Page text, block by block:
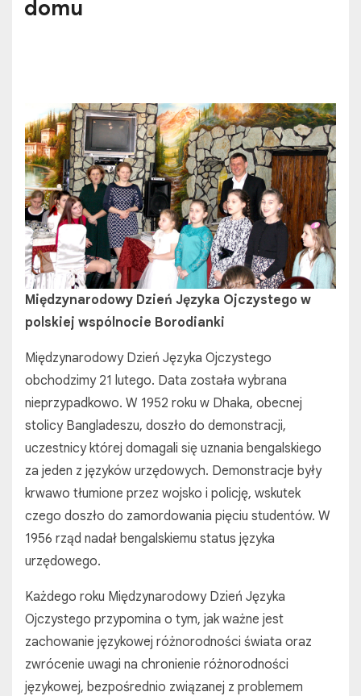
domu
Międzynarodowy Dzień Języka Ojczystego w
polskiej wspólnocie Borodianki
Międzynarodowy Dzień Języka Ojczystego
obchodzimy 21 lutego. Data została wybrana
nieprzypadkowo. W 1952 roku w Dhaka, obecnej
stolicy Bangladeszu, doszło do demonstracji,
uczestnicy której domagali się uznania bengalskiego
za jeden z języków urzędowych. Demonstracje były
krwawo tłumione przez wojsko i policję, wskutek
czego doszło do zamordowania pięciu studentów. W
1956 rząd nadał bengalskiemu status języka
urzędowego.
Każdego roku Międzynarodowy Dzień Języka
Ojczystego przypomina o tym, jak ważne jest
zachowanie językowej różnorodności świata oraz
zwrócenie uwagi na chronienie różnorodności
językowej, bezpośrednio związanej z problemem